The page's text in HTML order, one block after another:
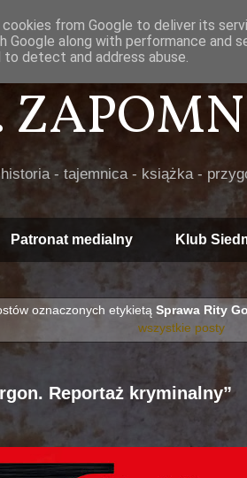
- tajemnica - książka -
Patronat medialny Klub
oznaczonych etykietąSprawa Rity
wszystkie posty
Reportaż kryminalny”
from Google to deliver its
Google along with performance and
detect and address abuse.